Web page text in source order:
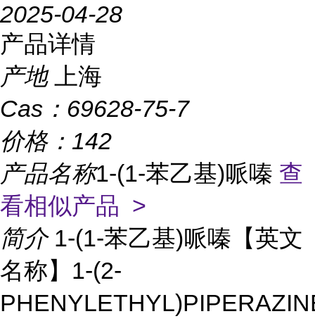
2025-04-28
产品详情
产地
上海
Cas： 69628-75-7
价格： 142
产品名称1-(1-苯乙基)哌嗪 查
看相似产品 >
简介 1-(1-苯乙基)哌嗪【英文
名称】1-(2-